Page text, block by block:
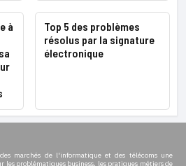
à
Top 5 des problèmes
résolus par la signature
électronique
des marchés de l'informatique et des télécoms une
les problématiques business, les pratiques métiers de